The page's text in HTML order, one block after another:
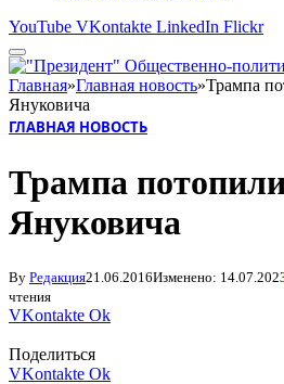
YouTube VKontakte LinkedIn Flickr
Главная»Главная новость»Трампа
Януковича
ГЛАВНАЯ НОВОСТЬ
Трампа
Януковича
By Редакция21.06.2016Изменено:
чтения
VKontakte Ok
Поделиться
VKontakte Ok